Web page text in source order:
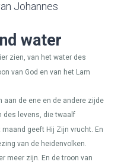
Johannes
water
zien, van het water des
van God en van het Lam
aan de ene en de andere zijde
des levens, die twaalf
geeft Hij Zijn vrucht. En
van de heidenvolken.
meer zijn. En de troon van